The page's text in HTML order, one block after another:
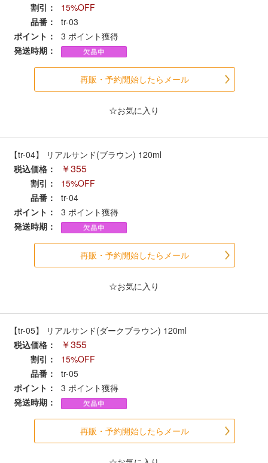
ご注文方法
ヘルプページ
お気に入りリスト
新規会員登録
会員ランクについて
会社概要
割引：
15%OFF
品番：
tr-03
ポイント：
3 ポイント獲得
発送時期：
再販・予約開始したらメール
☆お気に入り
【tr-04】 リアルサンド(ブラウン) 120ml
税込価格：
￥355
割引：
15%OFF
品番：
tr-04
ポイント：
3 ポイント獲得
発送時期：
再販・予約開始したらメール
☆お気に入り
【tr-05】 リアルサンド(ダークブラウン) 120ml
税込価格：
￥355
割引：
15%OFF
品番：
tr-05
ポイント：
3 ポイント獲得
発送時期：
再販・予約開始したらメール